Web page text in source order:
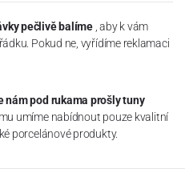
pečlivě balíme , aby k vám
Pokud ne, vyřídíme reklamaci
nám pod rukama prošly tuny
umíme nabídnout pouze kvalitní
porcelánové produkty.